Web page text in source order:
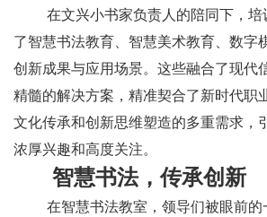
在文兴小书家负责人的陪同下，
了智慧书法教育、智慧美术教育、数字
创新成果与应用场景。这些融合了现代
精髓的解决方案，精准契合了新时代职
文化传承和创新思维塑造的多重需求，
浓厚兴趣和高度关注。
智慧书法，传承创新
在智慧书法教室，领导们被眼前